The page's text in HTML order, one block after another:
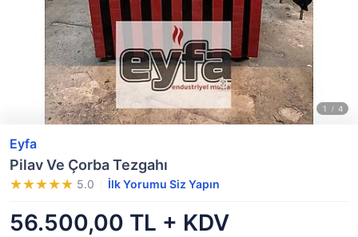
Eyfa
Pilav Ve Çorba Tezgahı
5.0 İlk Yorumu Siz Yapın
56.500,00 TL + KDV